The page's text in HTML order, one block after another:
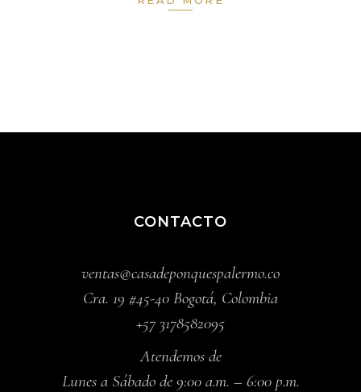
CONTACTO
ventas@casadeponquespalermo.co
Cra. 19 #45-40 Bogotá, Colombia
+57 3178582095
Atendemos de
Lunes a Sábado de 9:00 a.m. – 6:00 p.m.